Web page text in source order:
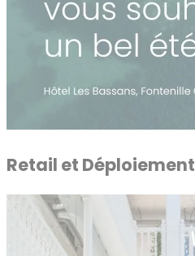
Retail et Déploiement